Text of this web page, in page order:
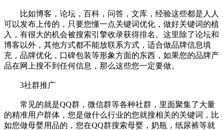
比如博客，论坛，百科，问答，文库，经验这些都是人人
可以发布上传的，只要您懂一点关键词优化，做好关键词的植
入，有很大的机会被搜索引擎收录获得排名。这里除了论坛和
博客以外，其他方式都不能放联系方式，适合做品牌信息填
充，品牌优化，口碑包装等形象方面的东西，如果您的品牌产
品在网上搜不到任何信息，那么这些您一定要做。
3社群推广
常见的就是QQ群，微信群等各种社群，里面聚集了大量
的精准用户群体，您是做什么行业的您就搜相关的关键词，比
如您做母婴用品的，您在QQ群搜索母婴，奶瓶，纸尿裤等就